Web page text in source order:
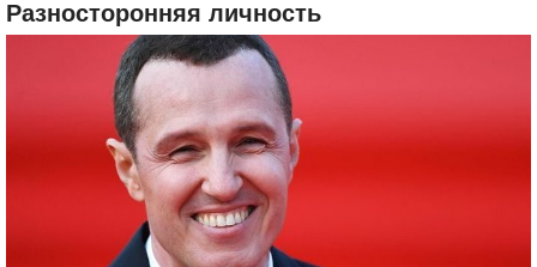
Разносторонняя личность